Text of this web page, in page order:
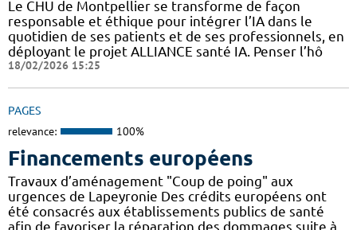
Le CHU de Montpellier se transforme de façon
responsable et éthique pour intégrer l’IA dans le
quotidien de ses patients et de ses professionnels, en
déployant le projet ALLIANCE santé IA. Penser l’hô
18/02/2026 15:25
PAGES
relevance: 100%
Financements européens
Travaux d’aménagement "Coup de poing" aux
urgences de Lapeyronie Des crédits européens ont
été consacrés aux établissements publics de santé
afin de favoriser la réparation des dommages suite à